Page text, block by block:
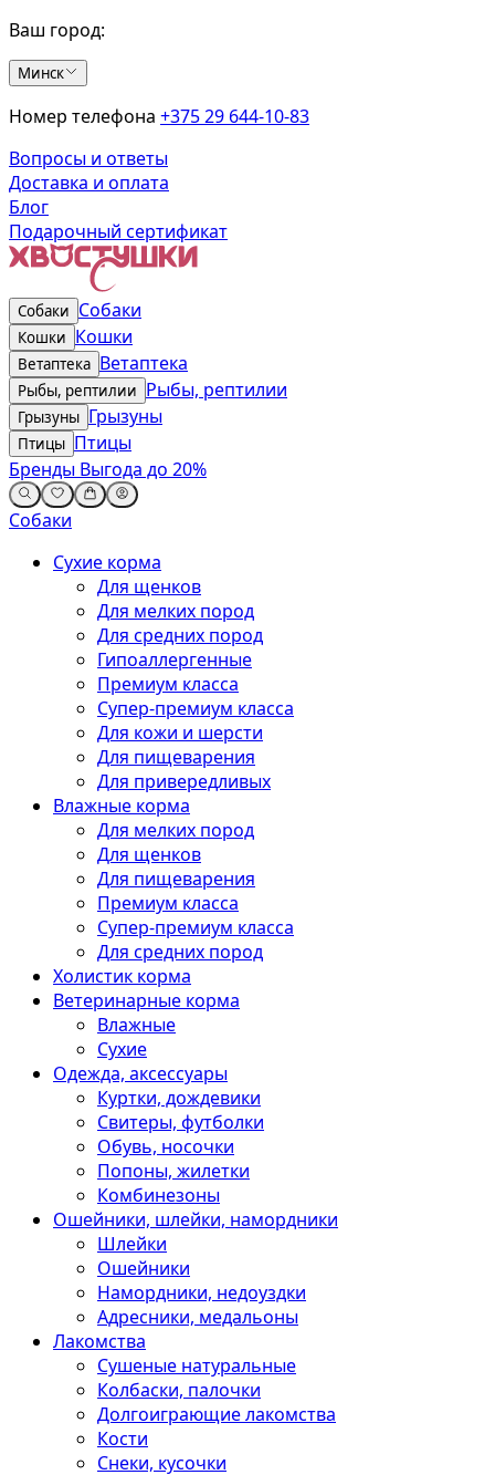
Ваш город:
Минск
Номер телефона +375 29 644-10-83
Вопросы и ответы
Доставка и оплата
Блог
Подарочный сертификат
Собаки Собаки
Кошки Кошки
Ветаптека Ветаптека
Рыбы, рептилии Рыбы, рептилии
Грызуны Грызуны
Птицы Птицы
Бренды Выгода до 20%
Собаки
Сухие корма
Для щенков
Для мелких пород
Для средних пород
Гипоаллергенные
Премиум класса
Супер-премиум класса
Для кожи и шерсти
Для пищеварения
Для привередливых
Влажные корма
Для мелких пород
Для щенков
Для пищеварения
Премиум класса
Супер-премиум класса
Для средних пород
Холистик корма
Ветеринарные корма
Влажные
Сухие
Одежда, аксессуары
Куртки, дождевики
Свитеры, футболки
Обувь, носочки
Попоны, жилетки
Комбинезоны
Ошейники, шлейки, намордники
Шлейки
Ошейники
Намордники, недоуздки
Адресники, медальоны
Лакомства
Сушеные натуральные
Колбаски, палочки
Долгоиграющие лакомства
Кости
Снеки, кусочки